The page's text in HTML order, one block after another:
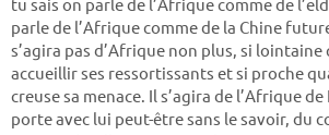
parle de l’Afrique comme de la Chine
s’agira pas d’Afrique non plus, si
accueillir ses ressortissants et si proche
creuse sa menace. Il s’agira de l’Afrique
porte avec lui peut-être sans le savoir, du